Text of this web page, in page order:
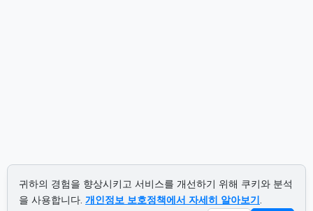
귀하의 경험을 향상시키고 서비스를 개선하기 위해 쿠키와 분석
을 사용합니다. 개인정보 보호정책에서 자세히 알아보기.